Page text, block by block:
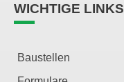
WICHTIGE LINKS
Baustellen